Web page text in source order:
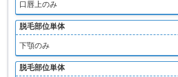
口唇上のみ
脱毛部位単体
下顎のみ
脱毛部位単体